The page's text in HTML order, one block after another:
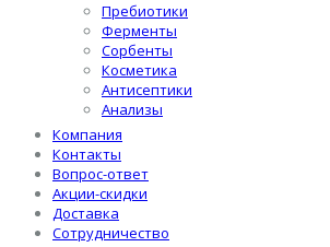
Пребиотики
Ферменты
Сорбенты
Косметика
Антисептики
Анализы
Компания
Контакты
Вопрос-ответ
Акции-скидки
Доставка
Сотрудничество